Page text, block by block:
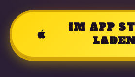
IM APP
LADEN